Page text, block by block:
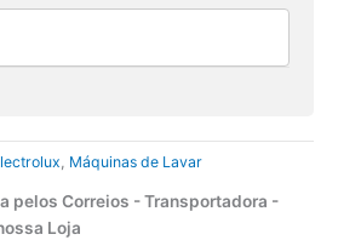
, Máquinas de Lavar
pelos Correios - Transportadora -
Loja